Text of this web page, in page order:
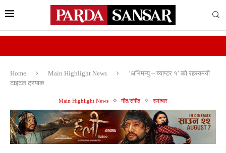
Home Main Highlight News
‘अभिमन्यु – च्याप्टर १’ को रहस्यमयी
टाइटल ट्रयाक
Main Highlight News गीत/संगीत समाचार